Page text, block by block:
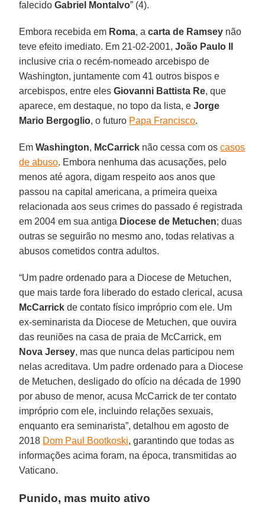
falecidoGabriel Montalvo” (4).
Embora recebida em Roma, acarta de Ramsey não
teve efeito imediato. Em 21-02-2001,João Paulo II
inclusive cria o recém-nomeado arcebispo de
Washington, juntamente com 41 outros bispos e
arcebispos, entre eles Giovanni Battista Re, que
aparece, em destaque, no topo da lista, eJorge
Mario Bergoglio, o futuro Papa Francisco.
EmWashington, McCarrick não cessa com oscasos
de abuso. Embora nenhuma das acusações, pelo
menos até agora, digam respeito aos anos que
passou na capital americana, a primeira queixa
relacionada aos seus crimes do passado é registrada
em 2004 em sua antiga Diocese de Metuchen; duas
outras se seguirão no mesmo ano, todas relativas a
abusos cometidos contra adultos.
“Um padre ordenado para a Diocese de Metuchen,
que mais tarde fora liberado do estado clerical, acusa
McCarrick de contato físico impróprio com ele. Um
ex-seminarista da Diocese de Metuchen, que ouvira
das reuniões na casa de praia de McCarrick, em
Nova Jersey, mas que nunca delas participou nem
nelas acreditava. Um padre ordenado para a Diocese
de Metuchen, desligado do ofício na década de 1990
por abuso de menor, acusa McCarrick de ter contato
impróprio com ele, incluindo relações sexuais,
enquanto era seminarista”, detalhou em agosto de
2018 Dom Paul Bootkoski, garantindo que todas as
informações acima foram, na época, transmitidas ao
Vaticano.
Punido, mas muito ativo